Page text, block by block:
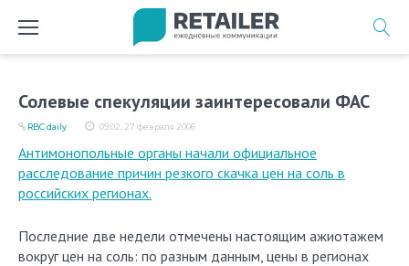
Солевые спекуляции заинтересовали ФАС
09:02, 27 февраля 2006
RBC daily
Антимонопольные органы начали официальное
расследование причин резкого скачка цен на соль в
российских регионах.
Последние две недели отмечены настоящим ажиотажем
вокруг цен на соль: по разным данным, цены в регионах